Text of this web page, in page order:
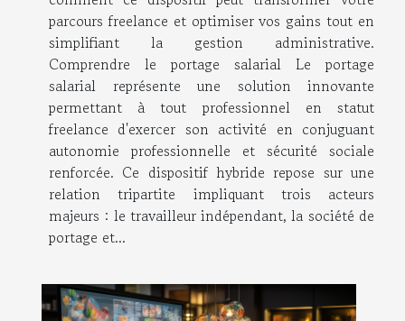
parcours freelance et optimiser vos gains tout en
simplifiant la gestion administrative.
Comprendre le portage salarial Le portage
salarial représente une solution innovante
permettant à tout professionnel en statut
freelance d'exercer son activité en conjuguant
autonomie professionnelle et sécurité sociale
renforcée. Ce dispositif hybride repose sur une
relation tripartite impliquant trois acteurs
majeurs : le travailleur indépendant, la société de
portage et...